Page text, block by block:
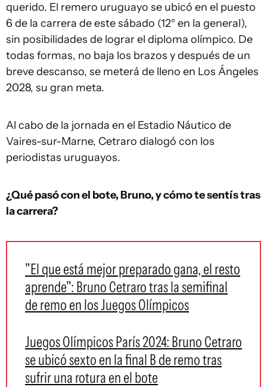
querido. El remero uruguayo se ubicó en el puesto
6 de la carrera de este sábado (12° en la general),
sin posibilidades de lograr el diploma olímpico. De
todas formas, no baja los brazos y después de un
breve descanso, se meterá de lleno en Los Ángeles
2028, su gran meta.
Al cabo de la jornada en el Estadio Náutico de
Vaires-sur-Marne, Cetraro dialogó con los
periodistas uruguayos.
¿Qué pasó con el bote, Bruno, y cómo te sentís tras
la carrera?
"El que está mejor preparado gana, el resto
aprende": Bruno Cetraro tras la semifinal
de remo en los Juegos Olímpicos
Juegos Olímpicos París 2024: Bruno Cetraro
se ubicó sexto en la final B de remo tras
sufrir una rotura en el bote